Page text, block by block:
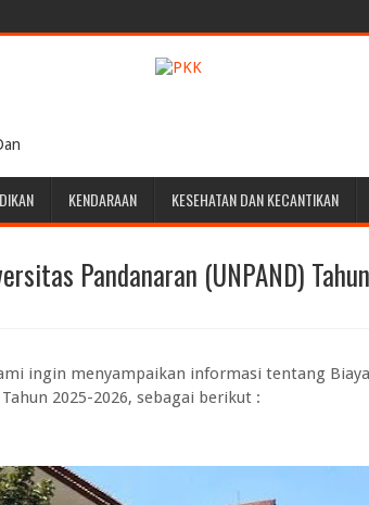
KENDARAAN KESEHATAN DAN KECANTIKAN
Pandanaran (UNPAND)
ingin menyampaikan informasi tentang
2025-2026, sebagai berikut :